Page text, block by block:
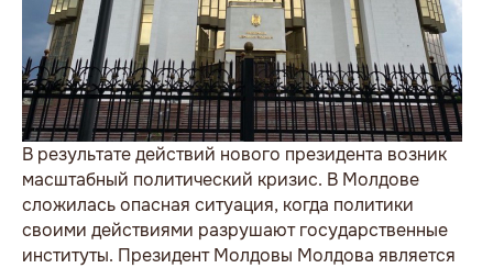
В результате действий нового президента возник масштабный политический кризис. В Молдове сложилась опасная ситуация, когда политики своими действиями разрушают государственные институты. Президент Молдовы Молдова является парламентской республикой, и президент играет в существующей формуле вспомогательную и церемониальную роль, даже будучи верховным главнокомандующим. На самом деле почти 30 лет независимости не представили убедительных доказательств, что Молдове нужен президент с таким усеченными функциями. И, тем не менее, есть Конституция, в которой определена роль главы государства. И он с 2001 года по 2016 год избирался парламентом. В 2016 году Конституционный суд принимает решение об отмене ранее действовавших норм Основного закона. Они предусматривали, что президента избирают депутаты парламента. Суд постановил, что теперь действуют те статьи Конституции, согласно которым глава государства избирается всенародно. Согласно существующему законодательству парламент Молдовы должен был рассмотреть это решение КС и внести изменения в Конституцию, или сохранить текст Основного закона в прежней редакции. Но это сделано не было. И возникла юридическая проблема, напоминающая «законодательную мину». После избрания в 2016 году президентом Игоря Додона, согласно решению Конституционного суда его множество раз временно отстраняли от должности. Но такое положение отсутствует в Основном законе. И, следовательно, все решения, подписанные вместо Игоря Додона другими должностными лицами, не имеют юридической силы. Но они действуют. В 2020 году президентом страны была избрана Майя Санду. Она обладает гражданством Румынии и давала клятву верности соседнему государству. Кому она служит: Молдове или Румынии? На этот вопрос у нас нет окончательного ответа. Но если судить по взглядам главы государства, то она — сторонник объединения двух государств и ликвидации Республики Молдова. Едва вступив в должность, Майя Санду сделала главной своей задачей роспуск парламента и получение абсолютного контроля над страной. Она устроила омерзительное представление, выдвинув кандидатом в премьер-министры своего заместителя по партии и составив команду потенциальных министров также из однопартийцев и доверенных лиц, одновременно прося не поддерживать их. И парламент отверг предложенного претендента в премьеры. Когда несколько партий собрали необходимое число голосов в поддержку новой кандидатуры, Майя Санду проигнорировала это предложение и вновь назначила кандидатом Наталью Гаврилицу. Три бывших председателя КС: Думитру Пулбере, Виктор Пушкаш и Александр Тэнасе заявили, что Майя Санду нарушила Конституцию, поступив данным образом. А Виктор Пушкаш, ранее возглавлявший и ВСП и Высший совет магистратуры, указал, что Санду после вступления в должность пренебрегла сразу несколькими статьями Конституции. «Подобные нарушения Конституции могут повлечь за собой применение статей 89 („Отстранение от должности“) и 91 („Временное исполнение обязанностей президента“), при этом отстранение не на „5 минут“, как было ранее, — подобный механизм был признан неконституционным», — заявил Пушкаш. В результате действий нового президента в стране возник масштабный политический кризис, противостояние ветвей власти, появились призывы к акциям протеста и беспорядкам. Таким образом, мы наблюдаем признаки того, что избранный президент пытается узурпировать власть. Все эти действия сильно дискредитируют важный государственный институт. Парламент Молдовы На протяжении двух последних созывов в парламенте страны происходили события, которые превращали высший законодательный орган в нелегитимный институт. Мы помним, как в 2016 году ДПМ во главе с Владимиром Плахотнюком организовала рейдерские атаки на фракции других партий. С помощью угроз, заманчивых предложений по бизнесу и прямого подкупа от ПКРМ и ЛДПМ были отколоты крупные депутатские группы. Депутаты-беглецы вместе с ДПМ создала блок, который захватил власть в стране и сформировал «ночное» правительство Павла Филипа. В результате человек, не обладающий никакими должностями, стал руководить страной, самостоятельно решая любой мало-мальски значимый государственный и частный вопрос, включая посадки в тюрьму своих политических оппонентов и врагов. В парламенте, избранном в феврале 2019 года с множеством нарушений, история с миграцией депутатов повторилась. А некоторые «народные избранники» дважды меняли политическую ориентацию. Более того, в законодательный орган вошла партия, лидер которой является осужденным на 7.5 лет и одним из организаторов крупнейшего финансового мошенничества, в результате чего страна лишилась 1\8 своего ВВП. Этот состав парламента также называют нелегитимным, а лидер самой крупной партийной фракции Игорь Додон заявил, что законодательный орган должен быть распущен. Такого же мнения придерживаются и лидеры других депутатских фракций, политические эксперты и внепарламентские партии. Однако последние соцопросы показывают, что в случае досрочных выборов конфигурация парламента сильно не изменится. Ни одна из партий не получит большинство мест, и высший законодательный орган вновь может оказаться недееспособным. Авторитет молдавского парламента подорван настолько сильно, что есть серьезные опасения насчет возможности возврата доверия к этому государственному институту. Правительство Молдовы С момента провозглашения независимости молдавское правительство было штабом по организации коррупционных схем, финансовых мошенничеств, воровства и обогащения чиновников, а также партий, их назначивших. Уже в 1994 году иностранные журналисты удивлялись: «Вы говорите, что Молдова — бедная страна, но на руках премьер-министра часы «Rolex» за 30 тыс. долларов»? Потом были случаи, когда в приемной премьера обнаружили дипломат набитый пачками стодолларовых банкнот, но его хозяин так и не был найден. Апогеем нечистоплотности и воровства стало правительство Влада Филата, которое в 2013 году в полном составе было отправлено в отставку за коррупцию. Филату было запрещено занимать государственные должности, а позже он был осужден и отбывал наказание за извлечение выгоды из влияния. Членом правительства, отправленного в отставку за коррупцию, была нынешний президент Майя Санду. Особая страница — деятельность правительства Павла Филипа, которое было назначено тайно, ночью, голосами депутатов-беглецов, с переодеванием политиков из-за страха быть пойманными разгневанной толпой. Главным смыслом деятельности кабинета Филипа было обслуживание бизнес-интересов лидера ДПМ и «хозяина Молдовы» Влада Плахотнюка. Позже, в 2019 году, Павел Филип и его правительство организовали в стране двоевластие, отказавшись уходить в отставку. После бегства олигархов, в Молдове было сформировано правительство Майи Санду, которое через несколько месяцев обвинили в отсутствии результатов и отправили в отставку. Чуть более года продержался у власти кабинет Иона Кику. В период пандемии и разразившегося кризиса его деятельность также подвергалась критике, хотя ситуация в стране находилась под контролем и была относительно стабильной. После избрания Майи Санду президентом, в конце декабря 2020 года, Ион Кику и ряд ключевых министров добровольно ушли в отставку. И с тех пор в Молдове действует ограниченное в полномочиях правительство исполняющих обязанностей. А в начале февраля в Молдове произошел уникальный политический казус. Как уже говорилось, президент выдвинула кандидатом в премьер-министры своего бывшего заместителя по партии и попросила не поддерживать предложенный состав кабмина. В результате в парламенте за команду Натальи Гаврилицы не проголосовал ни одни депутат. И уже после того как ПСРМ, партия Шор и независимые депутаты сформировали техническую коалицию и выдвинули своего претендента, президент Майя Санду пошла на конфликт и вновь назначила кандидатом Наталью Гаврилицу. Как итог, в период жесткого кризиса и новой волны пандемии Молдова по вине политиков остается по-прежнему без правительства, президента обвиняют в узурпации власти и грозят ему отставкой. Страна столкнулась с фактом, когда политики, преследуя свои корыстные цели, в очень сложный момент истории отказались действовать в интересах собственного народа. И теперь Молдова может оставаться без полноценного правительства еще несколько месяцев или даже более длительный срок, так нет гарантий, что в случае досрочных парламентских выборов какая-то партия получит большинство, а избранные депутаты смогут прийти к компромиссному решению. Хотя страна уже много лет находится в ситуации, когда ей нужно настоящее правительство народного доверия. И теперь в очередной раз судьбу страны будет решать Конституционный Суд, явно вмешиваясь в политику. Конституционный суд Молдовы Конституционный суд Молдовы является точно таким же скомпрометировавшим себя институтом, как и все остальные. На протяжении последних десяти лет структура принимала решения, выходящие за рамки ее компетенции – толкование положений Конституции и определения соответствующими Основному закону правовых актов, вмешивалась в политические процессы. Есть несколько громких сомнительных решений. Изменение названия языка. То есть был рассмотрен лингвистический вопрос. Несмотря на то, что в Конституции государственным языком обозначен молдавский, судьи определили иное название – румынский. Далее. Отмена в 2016 году статей Конституции, устанавливающих избрание президента в парламенте и введение всенародного голосования на выборах президента, включая поправки относительно возраста возможных кандидатов. КС был обвинен в превышении своих полномочий. В числе подобных решений находится и вердикт 2018 года, согласно которому Закон о функционировании языков, чье действие четко описано в Конституции, был признан устаревшим. Таким образом была сформирована многослойная правовая коллизия и созданы условия не только для раскола в обществе, а и для его фрагментации, распада. Кульминацией действий по дискредитации государственного института стали события июня 2019 года, которые привели к двоевластию и попытке госп